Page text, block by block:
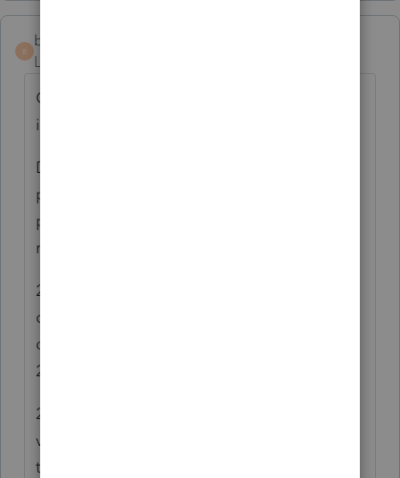
B
b-b-fiscalite
Level 4
Changement d'utilisation d'un bien
immeuble:
De 2003 à 2013: résidence principale donc
pas de gain en capital (annexe résidence
principale+t2091+tp274) séparément
remplis.
2013:vente présumé du bien - rapport
d'évaluation par un agent immobilier pour
déterminer la valeur marchande du bien en
2013.
2019: vente de bien locatif: inclure dans la
valeur d'achat (pour déterminer le PBA) la
taxe de bien-venue + frais de notaire +